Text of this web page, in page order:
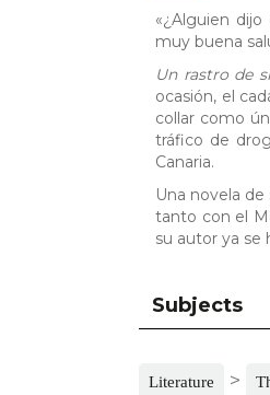
«¿Alguien
muy buena
Un rastro de
ocasión, el
collar como
tráfico de
Canaria.
Una novela
tanto con el
su autor ya se
Subjects
Literature >